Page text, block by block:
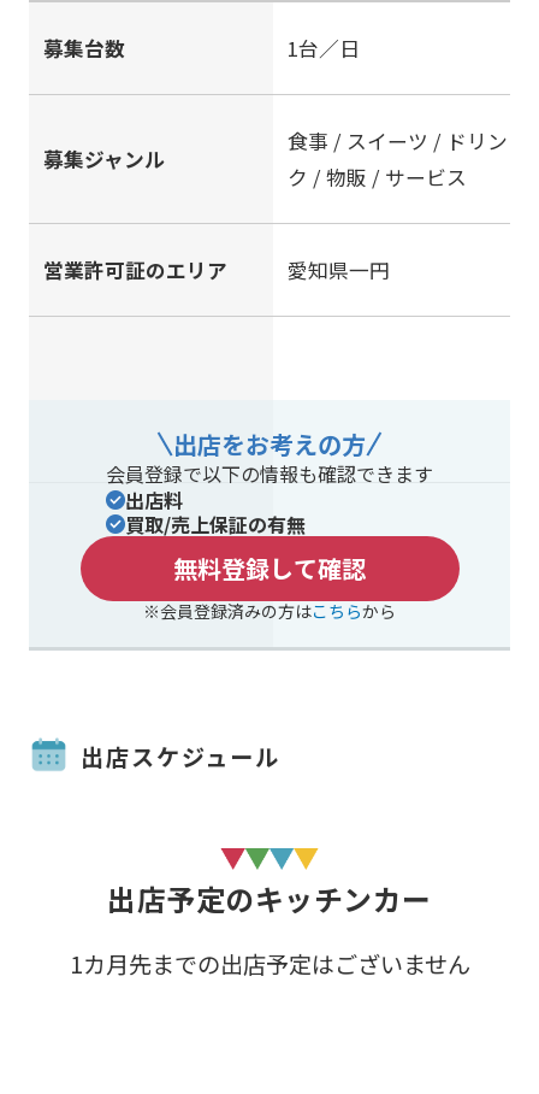
募集台数 1台／日
募集ジャンル
食事 / スイーツ / ドリン
ク / 物販 / サービス
営業許可証のエリア 愛知県一円
出店をお考えの方
会員登録で以下の情報も確認できます
出店料
買取/売上保証の有無
無料登録して確認
※会員登録済みの方はこちらから
出店スケジュール
出店予定のキッチンカー
1カ月先までの出店予定はございません